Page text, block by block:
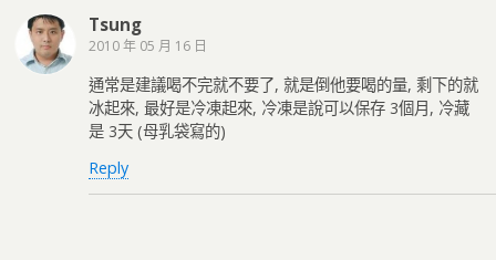
Tsung
2010 年 05 月 16 日
通常是建議喝不完就不要了, 就是倒他要喝的量, 剩下的就
冰起來, 最好是冷凍起來, 冷凍是說可以保存 3個月, 冷藏
是 3天 (母乳袋寫的)
Reply